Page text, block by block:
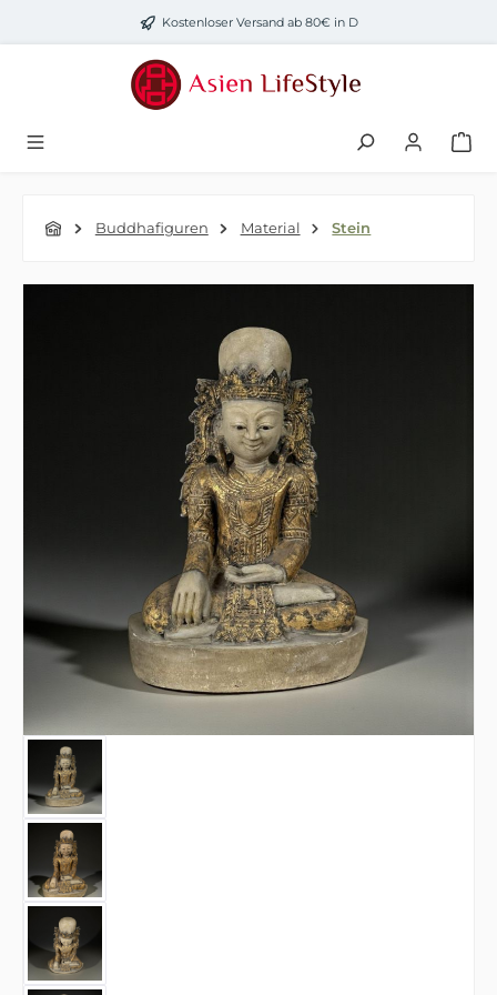
Zum Hauptinhalt springenKostenloser Versand ab 80€ in D
Buddhafiguren Material Stein